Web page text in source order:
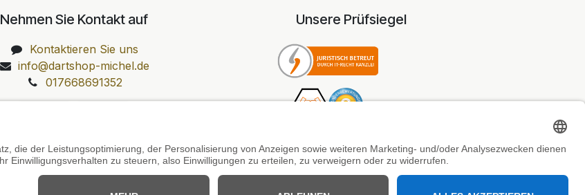
Nehmen Sie Kontakt auf
Kontaktieren Sie uns
info@dartshop-michel.de
017668691352
Unsere Prüfsiegel